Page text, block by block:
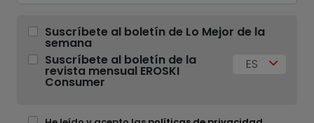
Suscríbete al boletín de Lo Mejor de la
semana
Suscríbete al boletín de la
revista mensual EROSKI
Consumer
ES